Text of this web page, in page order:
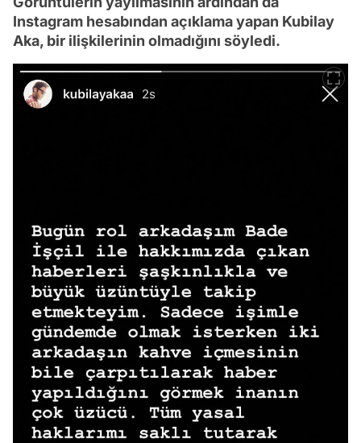
Instagram hesabından açıklama yapan Kubilay
Aka, bir ilişkilerinin olmadığını söyledi.